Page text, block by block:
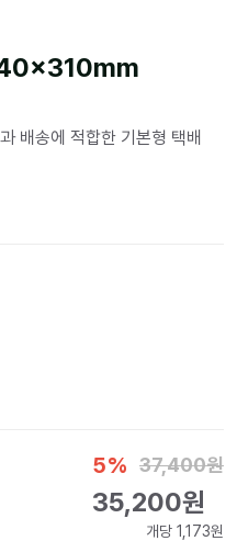
배송에 적합한 기본형 택배
5% 37,400원
35,200원
개당 1,173원